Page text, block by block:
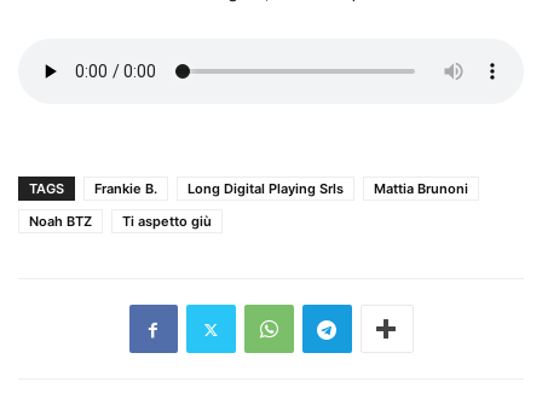
TAGS Frankie B. Long Digital Playing Srls
Mattia Brunoni
Noah BTZ
Ti aspetto giù